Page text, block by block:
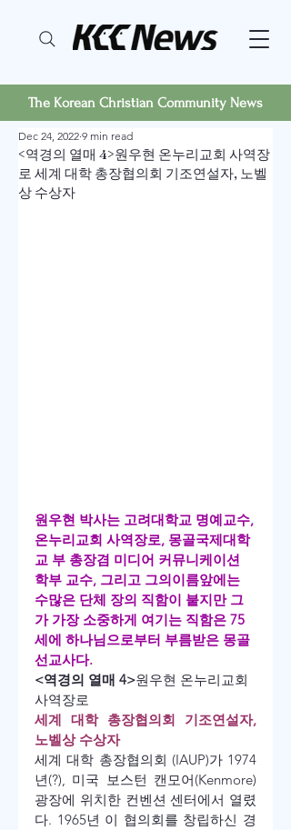
The Korean Christian Community News
<역경의 열매 4>원우현 온누리교회 사역장
로 세계 대학 총장협의회 기조연설자, 노벨
상 수상자
Dec 24, 2022 9 min read
원우현 박사는 고려대학교 명예교수,
온누리교회 사역장로, 몽골국제대학
교 부 총장겸 미디어 커뮤니케이션
학부 교수, 그리고 그의이름앞에는
수많은 단체 장의 직함이 붙지만 그
가 가장 소중하게 여기는 직함은 75
세에 하나님으로부터 부름받은 몽골
선교사다.
<역경의 열매 4>원우현 온누리교회
사역장로
세계 대학 총장협의회 기조연설자,
노벨상 수상자
세계 대학 총장협의회 (IAUP)가 1974
년(?), 미국 보스턴 캔모어(Kenmore)
광장에 위치한 컨벤션 센터에서 열렸
다. 1965년 이 협의회를 창립하신 경